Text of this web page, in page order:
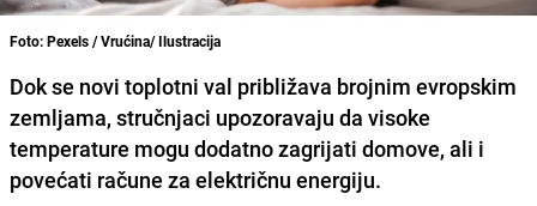
Foto: Pexels / Vrućina/ Ilustracija
Dok se novi toplotni val približava brojnim evropskim
zemljama, stručnjaci upozoravaju da visoke
temperature mogu dodatno zagrijati domove, ali i
povećati račune za električnu energiju.